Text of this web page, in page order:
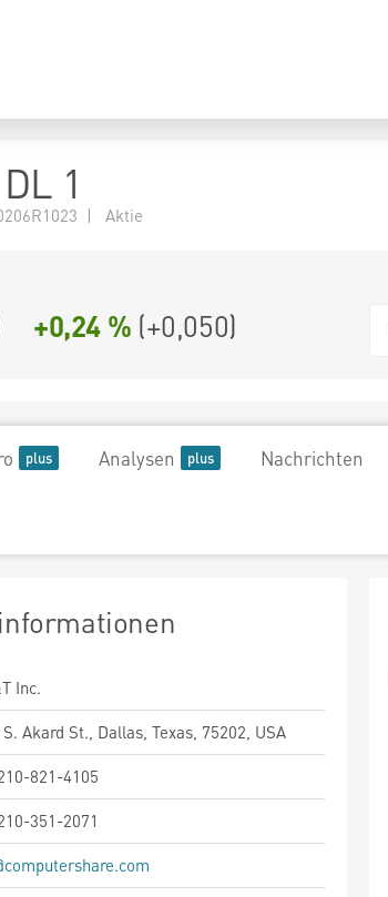
1
| Aktie
+0,24 % (+0,050)
Analysen Nachrichten
Inc.
Akard St., Dallas, Texas, 75202, USA
821-4105
351-2071